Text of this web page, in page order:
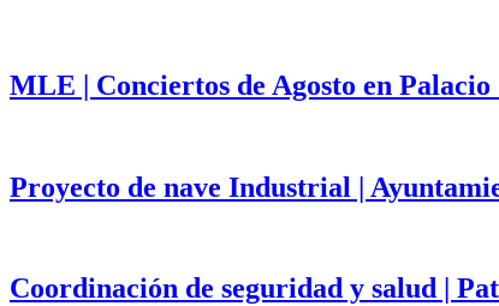
MLE | Conciertos de Agosto en
Proyecto de nave Industrial |
Coordinación de seguridad y salud |